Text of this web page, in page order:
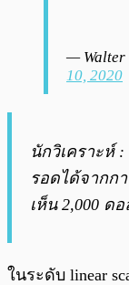
— Walter
10, 2020
นักวิเคราะห์
รอดได้จากก
เห็น 2,000 ด
ในระดับ linear